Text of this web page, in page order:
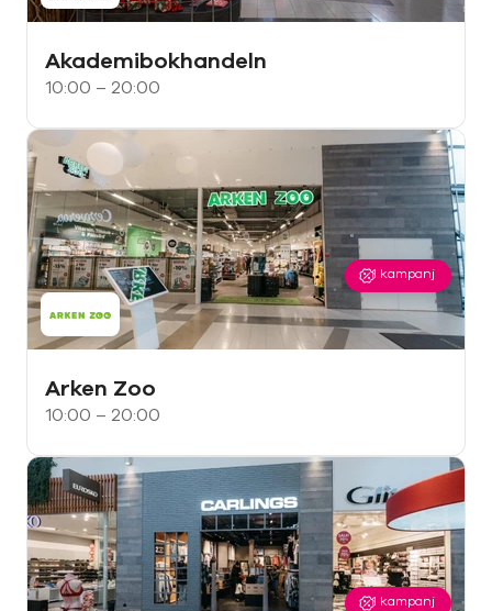
Akademibokhandeln
10:00 – 20:00
1 kampanj
Arken Zoo
10:00 – 20:00
1 kampanj